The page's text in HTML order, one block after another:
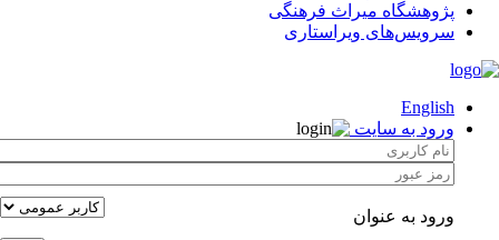
پژوهشگاه میراث فرهنگی
سرویس‌های ویراستاری
English
ورود به سایت
ورود به عنوان